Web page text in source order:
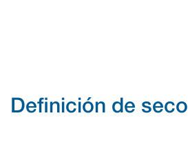
Definición de seco